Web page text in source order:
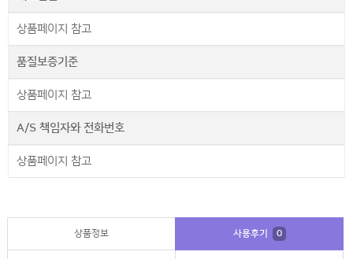
상품페이지 참고
품질보증기준
상품페이지 참고
A/S 책임자와 전화번호
상품페이지 참고
상품정보 사용후기 0